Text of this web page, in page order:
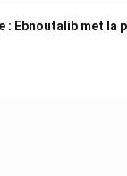
: Ebnoutalib met la